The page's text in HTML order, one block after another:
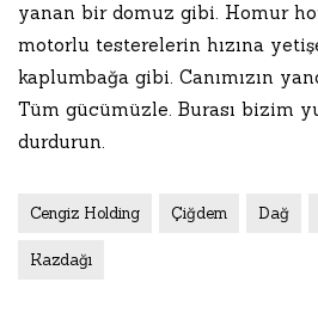
yanan bir domuz gibi. Homur
motorlu testerelerin hızına
kaplumbağa gibi. Canımızın
Tüm gücümüzle. Burası bizim
durdurun.
Cengiz Holding Çiğdem Dağ
Kazdağı